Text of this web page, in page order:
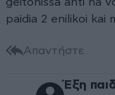
paidia 2 enilikoi kai
Απαντήστε
Έξη